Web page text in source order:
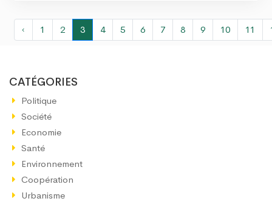
‹ 1 2 3 4 5 6 7 8 9 10 11
CATÉGORIES
Politique
Société
Economie
Santé
Environnement
Coopération
Urbanisme